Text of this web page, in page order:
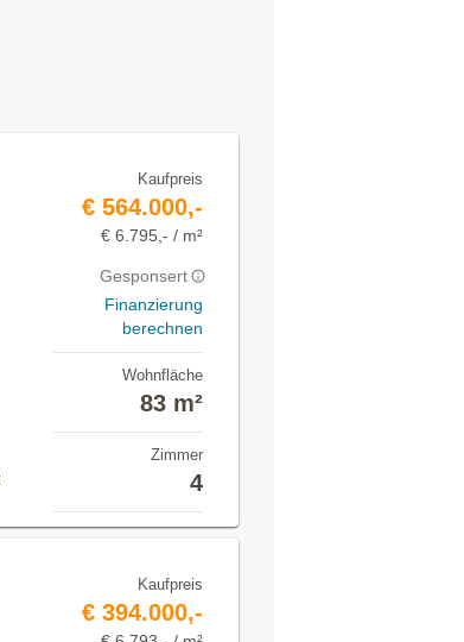
Kaufpreis
€ 564.000,-
€ 6.795,- / m²
Gesponsert
Finanzierung
berechnen
Wohnfläche
83 m²
Zimmer
4
Kaufpreis
€ 394.000,-